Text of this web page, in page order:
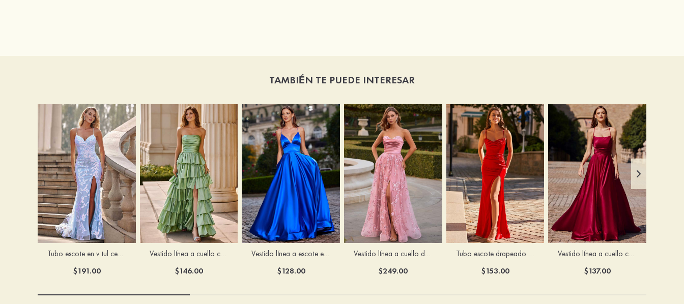
TAMBIÉN TE PUEDE INTERESAR
Tubo escote en v tul cepillo tren vestido de graduación
$191.00
Vestido línea a cuello cuadrado tafetán hasta el suelo vestido de graduación con volantes
$146.00
Vestido línea a escote en v tela charmeuse hasta el suelo vestido de graduación
$128.00
Vestido línea a cuello de corazón tul cola de barrido vestido de graduación
$249.00
Tubo escote drapeado satén hasta el suelo vestido de graduación
$153.00
Vestido línea a cuello cuadrado tela charmeuse barrer tren vestido de graduación
$137.00